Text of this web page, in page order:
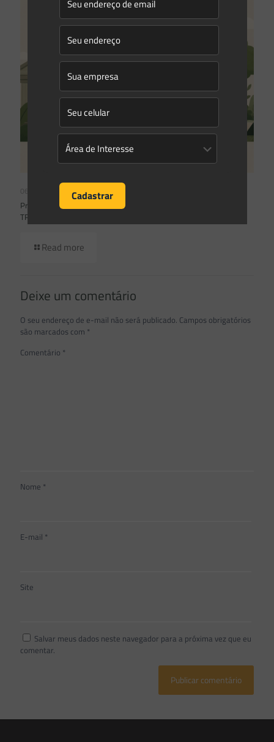
Prescrição administrativa e embargo ambiental: o que decidiu o
TRF1 no IRDR 94
Read more
Deixe um comentário
O seu endereço de e-mail não será publicado. Campos obrigatórios
são marcados com *
Comentário *
Nome *
E-mail *
Site
Salvar meus dados neste navegador para a próxima vez que eu
comentar.